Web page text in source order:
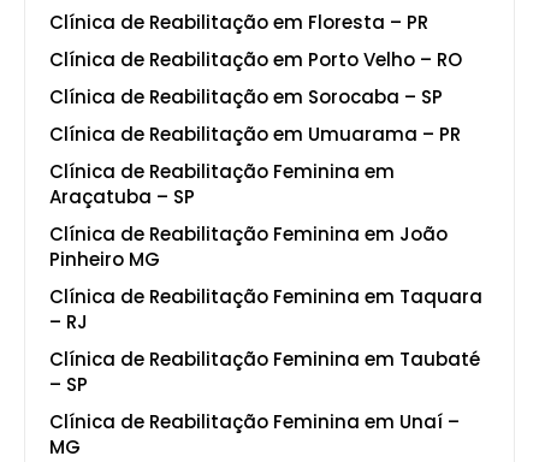
Clínica de Reabilitação em Floresta – PR
Clínica de Reabilitação em Porto Velho – RO
Clínica de Reabilitação em Sorocaba – SP
Clínica de Reabilitação em Umuarama – PR
Clínica de Reabilitação Feminina em
Araçatuba – SP
Clínica de Reabilitação Feminina em João
Pinheiro MG
Clínica de Reabilitação Feminina em Taquara
– RJ
Clínica de Reabilitação Feminina em Taubaté
– SP
Clínica de Reabilitação Feminina em Unaí –
MG